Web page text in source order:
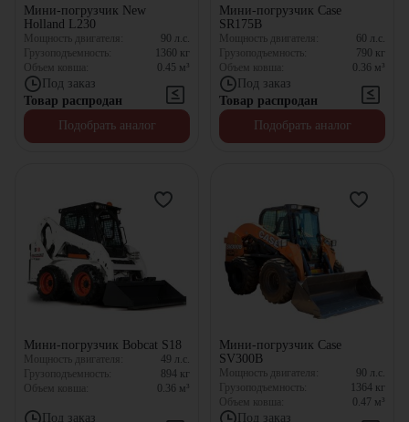
Мини-погрузчик New
Holland L230
Мощность двигателя: 90 л.с.
Грузоподъемность:
1360 кг
Объем ковша:
0.45 м³
Под заказ
Товар распродан
Подобрать аналог
Мини-погрузчик Case
SR175B
Мощность двигателя: 60 л.с.
Грузоподъемность:
790 кг
Объем ковша:
0.36 м³
Под заказ
Товар распродан
Подобрать аналог
Мини-погрузчик Bobcat S18
Мощность двигателя: 49 л.с.
Грузоподъемность:
894 кг
Объем ковша:
0.36 м³
Под заказ
Мини-погрузчик Case
SV300B
Мощность двигателя: 90 л.с.
Грузоподъемность:
1364 кг
Объем ковша:
0.47 м³
Под заказ